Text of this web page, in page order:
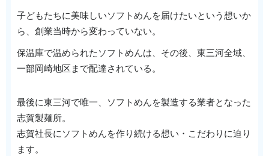
子どもたちに美味しいソフトめんを届けたいという想いか
ら、創業当時から変わっていない。
保温庫で温められたソフトめんは、その後、東三河全域、
一部岡崎地区まで配達されている。
最後に東三河で唯一、ソフトめんを製造する業者となった
志賀製麺所。
志賀社長にソフトめんを作り続ける想い・こだわりに迫り
ます。